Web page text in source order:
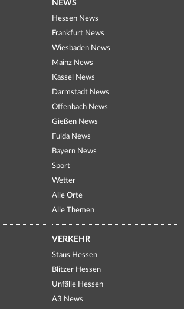
NEWS
Hessen News
Frankfurt News
Wiesbaden News
Mainz News
Kassel News
Darmstadt News
Offenbach News
Gießen News
Fulda News
Bayern News
Sport
Wetter
Alle Orte
Alle Themen
VERKEHR
Staus Hessen
Blitzer Hessen
Unfälle Hessen
A3 News